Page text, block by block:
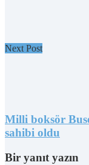
Next Post
Milli boksör
sahibi oldu
Bir yanıt yazın